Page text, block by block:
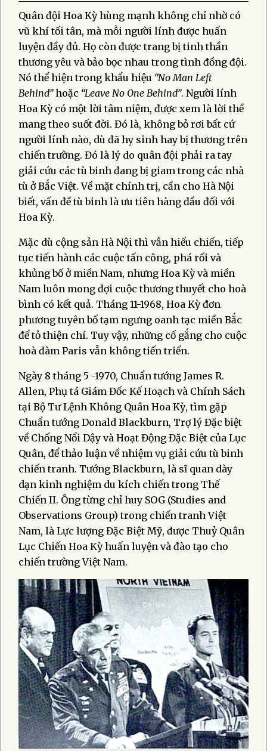
Quân đội Hoa Kỳ hùng mạnh không chỉ nhờ có
vũ khí tối tân, mà mỗi người lính được huấn
luyện đầy đủ. Họ còn được trang bị tinh thần
thương yêu và bảo bọc nhau trong tình đồng đội.
Nó thể hiện trong khẩu hiệu “No Man Left
Behind”hoặc “Leave No One Behind”. Người lính
Hoa Kỳ có một lời tâm niệm, được xem là lời thề
mang theo suốt đời. Đó là, không bỏ rơi bất cứ
người lính nào, dù đã hy sinh hay bị thương trên
chiến trường. Đó là lý do quân đội phải ra tay
giải cứu các tù binh đang bị giam trong các nhà
tù ở Bắc Việt. Về mặt chính trị, cần cho Hà Nội
biết, vấn đề tù binh là ưu tiên hàng đầu đối với
Hoa Kỳ.
Mặc dù cộng sản Hà Nội thì vẫn hiếu chiến, tiếp
tục tiến hành các cuộc tấn công, phá rối và
khủng bố ở miền Nam, nhưng Hoa Kỳ và miền
Nam luôn mong đợi cuộc thương thuyết cho hoà
bình có kết quả. Tháng 11-1968, Hoa Kỳ đơn
phương tuyên bố tạm ngưng oanh tạc miền Bắc
để tỏ thiện chí. Tuy vậy, những cố gắng cho cuộc
hoà đàm Paris vẫn không tiến triển.
Ngày 8 tháng 5 -1970, Chuẩn tướng James R.
Allen, Phụ tá Giám Đốc Kế Hoạch và Chính Sách
tại Bộ Tư Lệnh Không Quân Hoa Kỳ, tìm gặp
Chuẩn tướng Donald Blackburn, Trợ lý Đặc biệt
về Chống Nổi Dậy và Hoạt Động Đặc Biệt của Lục
Quân, để thảo luận về nhiệm vụ giải cứu tù binh
chiến tranh. Tướng Blackburn, là sĩ quan dày
dạn kinh nghiệm du kích chiến trong Thế
Chiến II. Ông từng chỉ huy SOG (Studies and
Observations Group) trong chiến tranh Việt
Nam, là Lực lượng Đặc Biệt Mỹ, được Thuỷ Quân
Lục Chiến Hoa Kỳ huấn luyện và đào tạo cho
chiến trường Việt Nam.